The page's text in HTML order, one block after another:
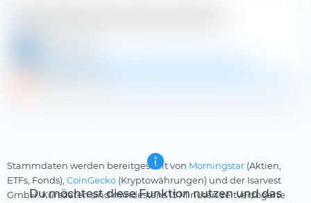
Du möchtest diese Funktion nutzen und das
Stammdaten werden bereitgestellt von Morningstar (Aktien,
ETFs, Fonds), CoinGecko (Kryptowährungen) und der Isarvest
GmbH. Kursdaten sind mindestens 15 Minuten zeitverzögerte